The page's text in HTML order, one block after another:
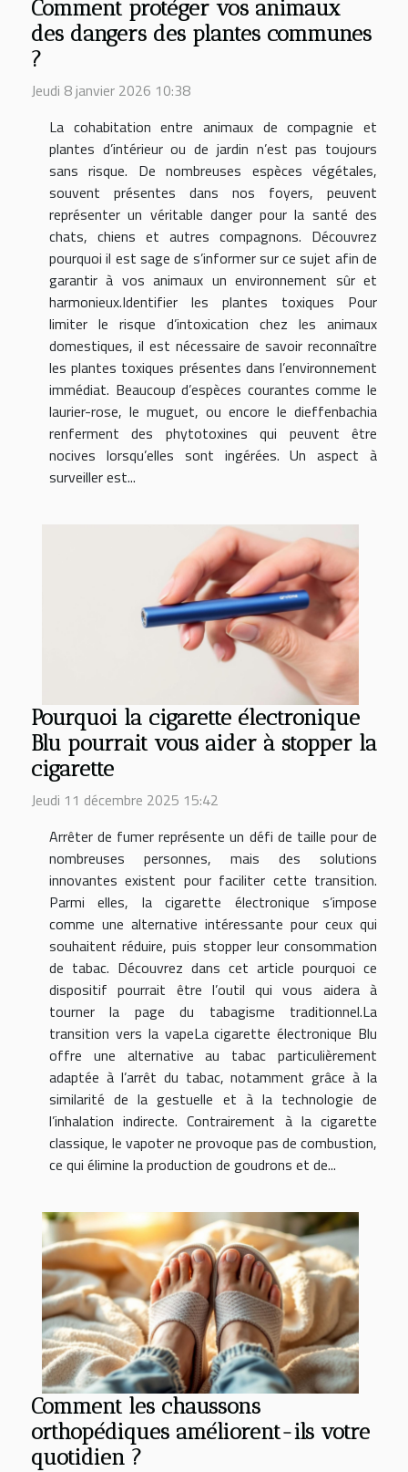
Comment protéger vos animaux
des dangers des plantes communes
?
Jeudi 8 janvier 2026 10:38
La cohabitation entre animaux de compagnie et
plantes d’intérieur ou de jardin n’est pas toujours
sans risque. De nombreuses espèces végétales,
souvent présentes dans nos foyers, peuvent
représenter un véritable danger pour la santé des
chats, chiens et autres compagnons. Découvrez
pourquoi il est sage de s’informer sur ce sujet afin de
garantir à vos animaux un environnement sûr et
harmonieux.Identifier les plantes toxiques Pour
limiter le risque d’intoxication chez les animaux
domestiques, il est nécessaire de savoir reconnaître
les plantes toxiques présentes dans l’environnement
immédiat. Beaucoup d’espèces courantes comme le
laurier-rose, le muguet, ou encore le dieffenbachia
renferment des phytotoxines qui peuvent être
nocives lorsqu’elles sont ingérées. Un aspect à
surveiller est...
Pourquoi la cigarette électronique
Blu pourrait vous aider à stopper la
cigarette
Jeudi 11 décembre 2025 15:42
Arrêter de fumer représente un défi de taille pour de
nombreuses personnes, mais des solutions
innovantes existent pour faciliter cette transition.
Parmi elles, la cigarette électronique s’impose
comme une alternative intéressante pour ceux qui
souhaitent réduire, puis stopper leur consommation
de tabac. Découvrez dans cet article pourquoi ce
dispositif pourrait être l’outil qui vous aidera à
tourner la page du tabagisme traditionnel.La
transition vers la vapeLa cigarette électronique Blu
offre une alternative au tabac particulièrement
adaptée à l’arrêt du tabac, notamment grâce à la
similarité de la gestuelle et à la technologie de
l’inhalation indirecte. Contrairement à la cigarette
classique, le vapoter ne provoque pas de combustion,
ce qui élimine la production de goudrons et de...
Comment les chaussons
orthopédiques améliorent-ils votre
quotidien ?